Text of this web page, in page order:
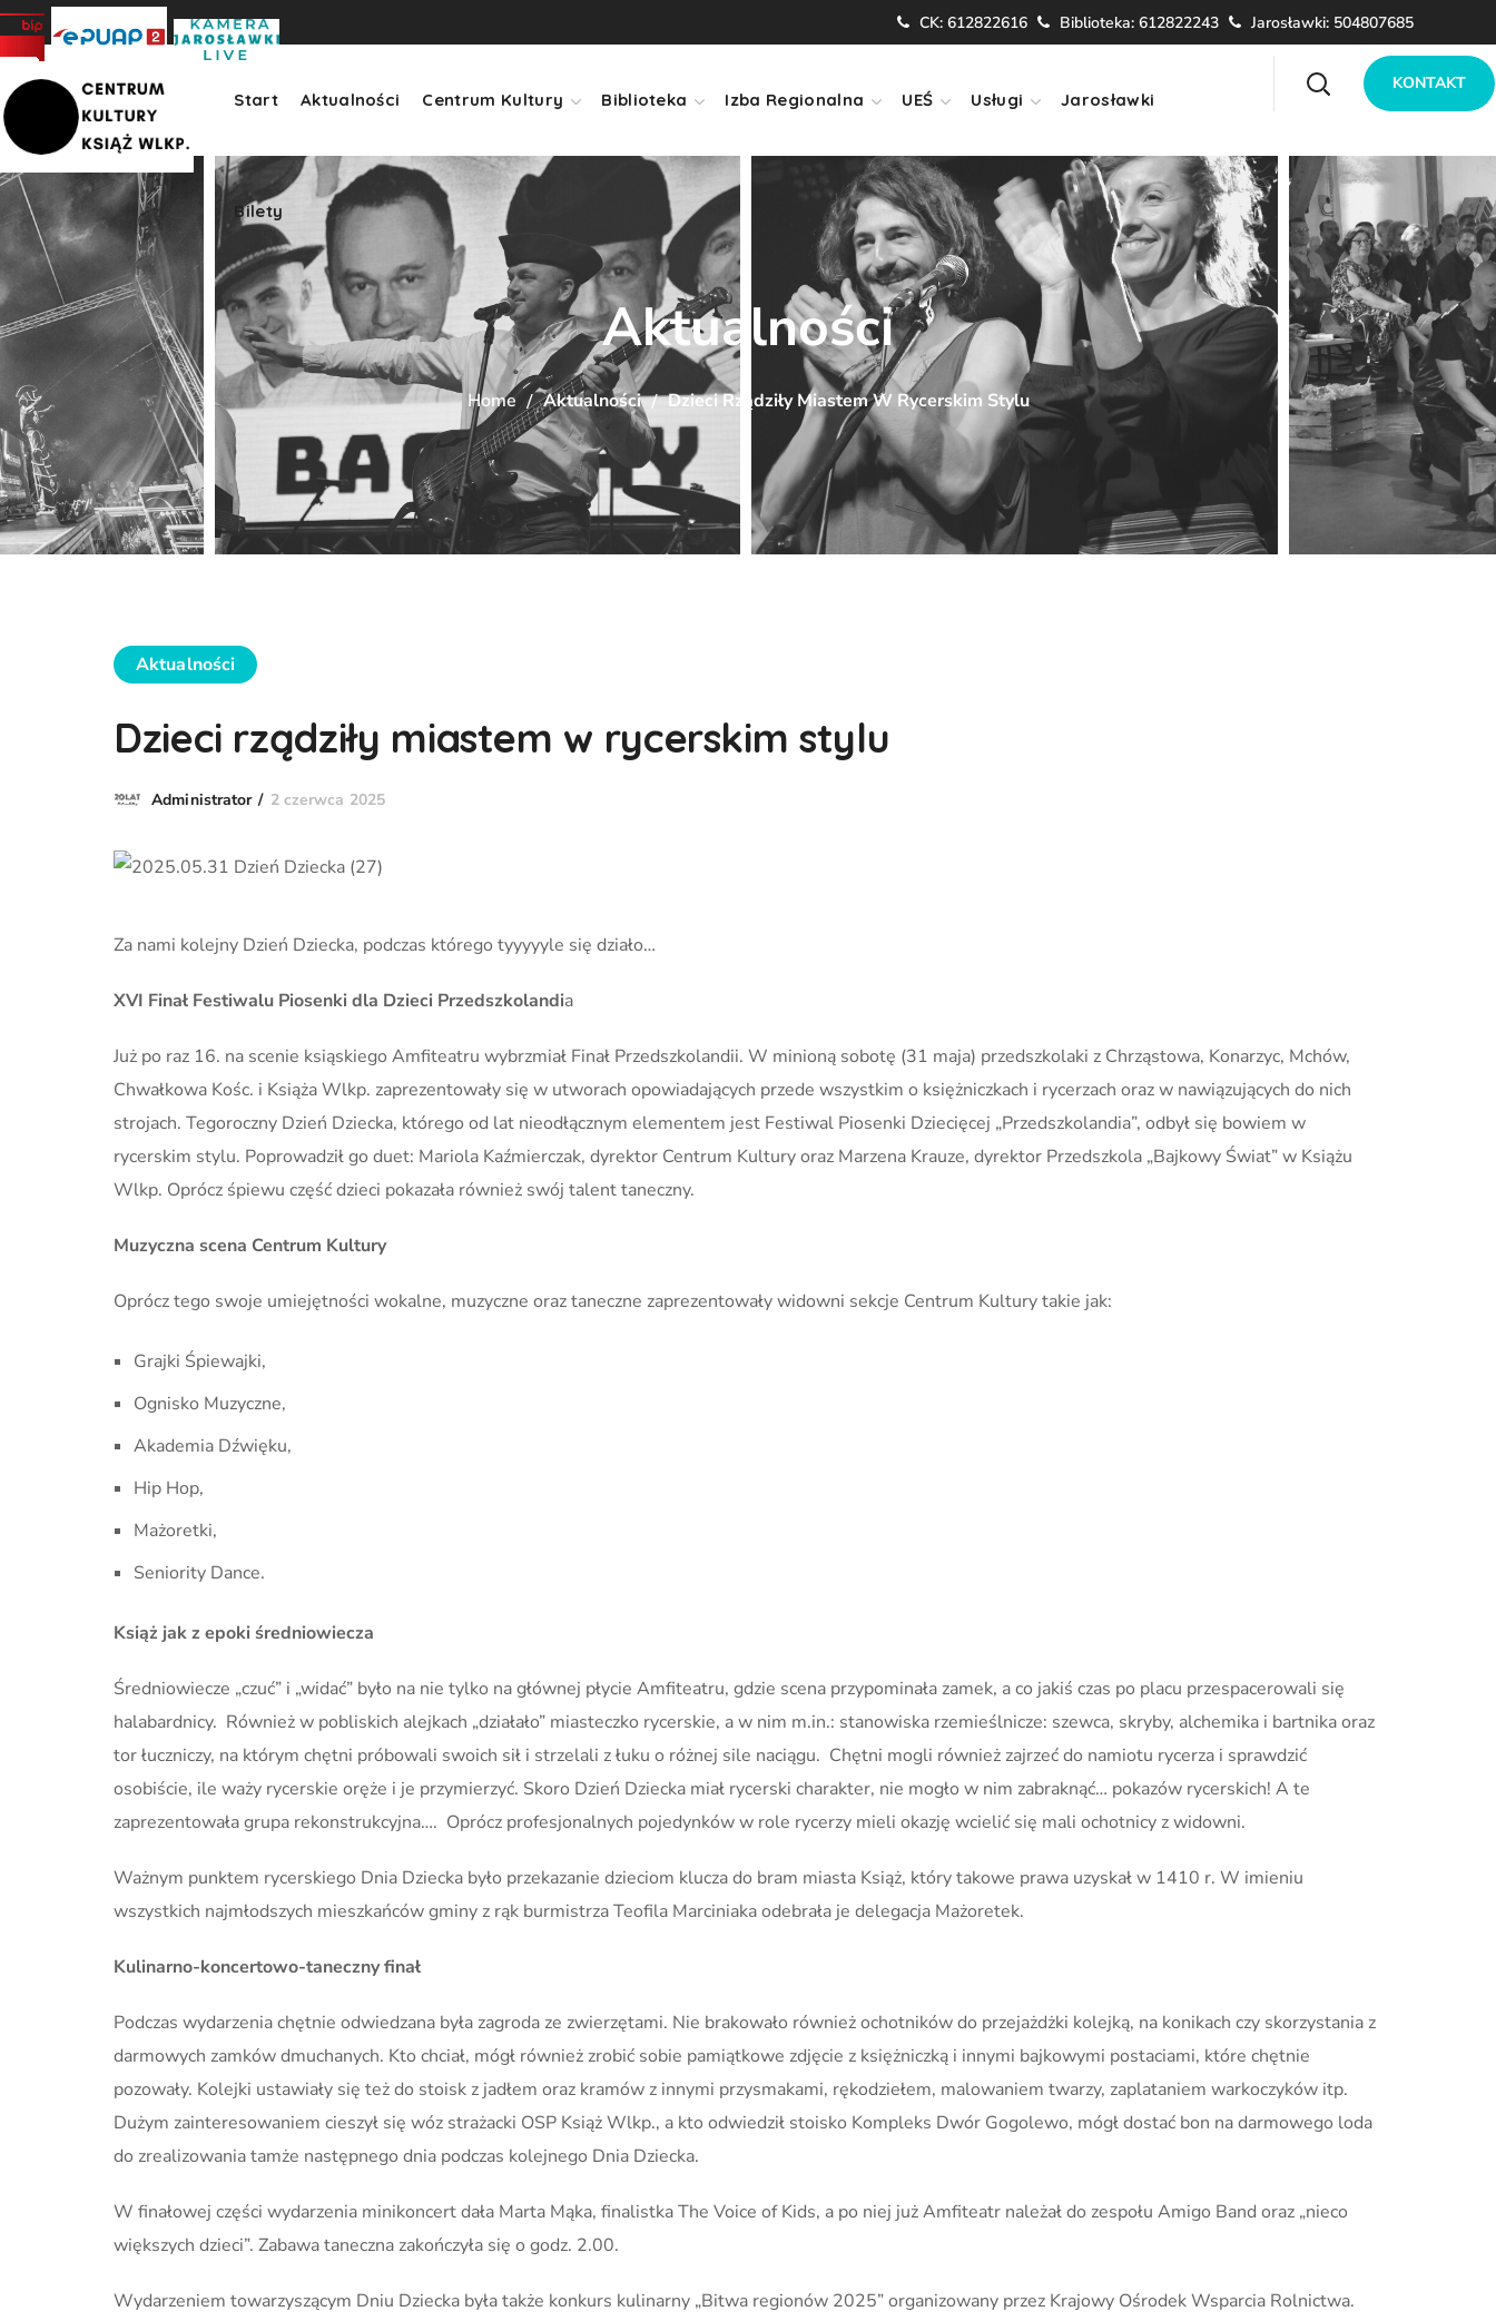
CK: 612822616 Biblioteka: 612822243 Jarosławki: 504807685
>
Start Aktualności Centrum Kultury Biblioteka Izba Regionalna UEŚ Usługi Jarosławki
Bilety
KONTAKT
Bilety
Aktualności
Home Aktualności Dzieci Rządziły Miastem W Rycerskim Stylu
Aktualności
Dzieci rządziły miastem w rycerskim stylu
Administrator 2 czerwca 2025
Za nami kolejny Dzień Dziecka, podczas którego tyyyyyle się działo…
XVI Finał Festiwalu Piosenki dla Dzieci Przedszkolandia
Już po raz 16. na scenie ksiąskiego Amfiteatru wybrzmiał Finał Przedszkolandii. W minioną sobotę (31 maja) przedszkolaki z Chrząstowa, Konarzyc, Mchów,
Chwałkowa Kośc. i Książa Wlkp. zaprezentowały się w utworach opowiadających przede wszystkim o księżniczkach i rycerzach oraz w nawiązujących do nich
strojach. Tegoroczny Dzień Dziecka, którego od lat nieodłącznym elementem jest Festiwal Piosenki Dziecięcej „Przedszkolandia”, odbył się bowiem w
rycerskim stylu. Poprowadził go duet: Mariola Kaźmierczak, dyrektor Centrum Kultury oraz Marzena Krauze, dyrektor Przedszkola „Bajkowy Świat” w Książu
Wlkp. Oprócz śpiewu część dzieci pokazała również swój talent taneczny.
Muzyczna scena Centrum Kultury
Oprócz tego swoje umiejętności wokalne, muzyczne oraz taneczne zaprezentowały widowni sekcje Centrum Kultury takie jak:
Grajki Śpiewajki,
Ognisko Muzyczne,
Akademia Dźwięku,
Hip Hop,
Mażoretki,
Seniority Dance.
Książ jak z epoki średniowiecza
Średniowiecze „czuć” i „widać” było na nie tylko na głównej płycie Amfiteatru, gdzie scena przypominała zamek, a co jakiś czas po placu przespacerowali się
halabardnicy. Również w pobliskich alejkach „działało” miasteczko rycerskie, a w nim m.in.: stanowiska rzemieślnicze: szewca, skryby, alchemika i bartnika oraz
tor łuczniczy, na którym chętni próbowali swoich sił i strzelali z łuku o różnej sile naciągu. Chętni mogli również zajrzeć do namiotu rycerza i sprawdzić
osobiście, ile waży rycerskie oręże i je przymierzyć. Skoro Dzień Dziecka miał rycerski charakter, nie mogło w nim zabraknąć… pokazów rycerskich! A te
zaprezentowała grupa rekonstrukcyjna…. Oprócz profesjonalnych pojedynków w role rycerzy mieli okazję wcielić się mali ochotnicy z widowni.
Ważnym punktem rycerskiego Dnia Dziecka było przekazanie dzieciom klucza do bram miasta Książ, który takowe prawa uzyskał w 1410 r. W imieniu
wszystkich najmłodszych mieszkańców gminy z rąk burmistrza Teofila Marciniaka odebrała je delegacja Mażoretek.
Kulinarno-koncertowo-taneczny finał
Podczas wydarzenia chętnie odwiedzana była zagroda ze zwierzętami. Nie brakowało również ochotników do przejażdżki kolejką, na konikach czy skorzystania z
darmowych zamków dmuchanych. Kto chciał, mógł również zrobić sobie pamiątkowe zdjęcie z księżniczką i innymi bajkowymi postaciami, które chętnie
pozowały. Kolejki ustawiały się też do stoisk z jadłem oraz kramów z innymi przysmakami, rękodziełem, malowaniem twarzy, zaplataniem warkoczyków itp.
Dużym zainteresowaniem cieszył się wóz strażacki OSP Książ Wlkp., a kto odwiedził stoisko Kompleks Dwór Gogolewo, mógł dostać bon na darmowego loda
do zrealizowania tamże następnego dnia podczas kolejnego Dnia Dziecka.
W finałowej części wydarzenia minikoncert dała Marta Mąka, finalistka The Voice of Kids, a po niej już Amfiteatr należał do zespołu Amigo Band oraz „nieco
większych dzieci”. Zabawa taneczna zakończyła się o godz. 2.00.
Wydarzeniem towarzyszącym Dniu Dziecka była także konkurs kulinarny „Bitwa regionów 2025” organizowany przez Krajowy Ośrodek Wsparcia Rolnictwa.